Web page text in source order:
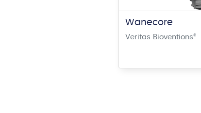
Wanecore
Veritas Bioventions®